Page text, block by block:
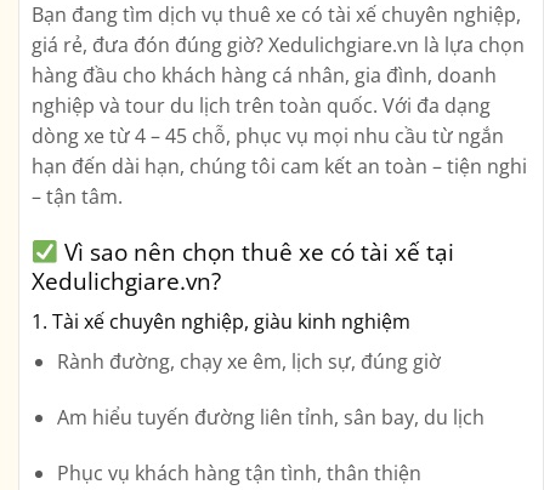
Bạn đang tìm dịch vụ thuê xe có tài xế chuyên nghiệp,
giá rẻ, đưa đón đúng giờ? Xedulichgiare.vn là lựa chọn
hàng đầu cho khách hàng cá nhân, gia đình, doanh
nghiệp và tour du lịch trên toàn quốc. Với đa dạng
dòng xe từ 4 – 45 chỗ, phục vụ mọi nhu cầu từ ngắn
hạn đến dài hạn, chúng tôi cam kếtan toàn – tiện nghi
– tận tâm.
Vì sao nên chọn thuê xe có tài xế tại
Xedulichgiare.vn?
1. Tài xế chuyên nghiệp, giàu kinh nghiệm
Rành đường, chạy xe êm, lịch sự, đúng giờ
Am hiểu tuyến đường liên tỉnh, sân bay, du lịch
Phục vụ khách hàng tận tình, thân thiện